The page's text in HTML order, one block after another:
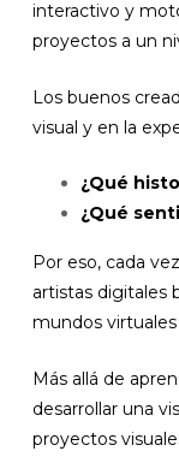
interactivo y
proyectos a un
Los buenos
visual y en la
¿Qué
¿Qué
Por eso, cada
artistas digitales
mundos
Más allá de
desarrollar una
proyectos